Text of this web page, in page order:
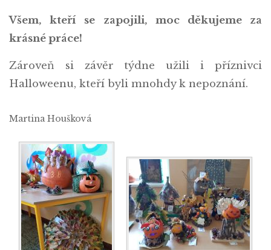
Všem, kteří se zapojili, moc děkujeme za
krásné práce!
Zároveň si závěr týdne užili i příznivci
Halloweenu, kteří byli mnohdy k nepoznání.
Martina Houšková